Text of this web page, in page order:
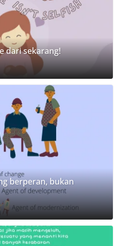
dari sekarang!
berperan, bukan